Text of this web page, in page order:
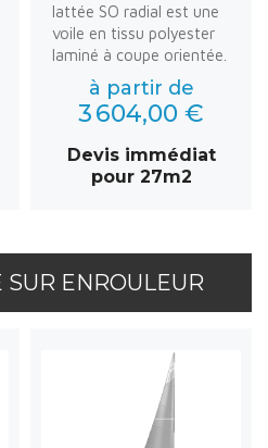
lattée SO radial est une
voile en tissu polyester
laminé à coupe orientée.
à partir de
3 604,00 €
Devis immédiat
pour 27m2
ENROULEUR